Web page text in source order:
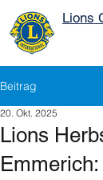
Lions
Beitrag
Lions
20. Okt. 2025